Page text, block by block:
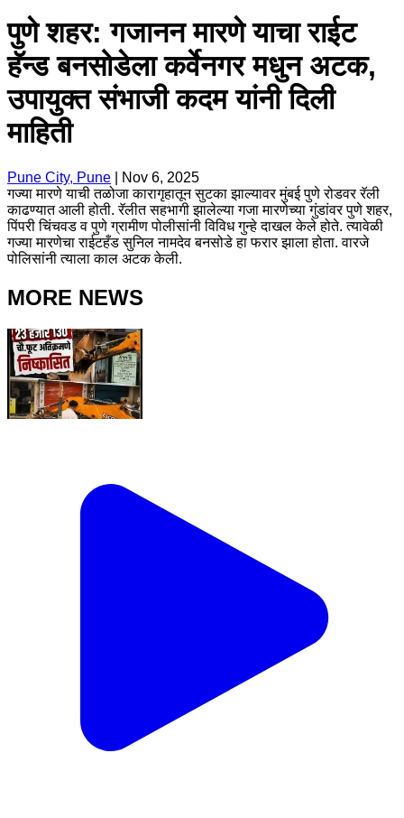
पुणे शहर: गजानन मारणे याचा राईट
हॅन्ड बनसोडेला कर्वेनगर मधुन अटक,
उपायुक्त संभाजी कदम यांनी दिली
माहिती
Pune City, Pune
Nov 6, 2025
गज्या मारणे याची तळोजा कारागृहातून सुटका झाल्यावर मुंबई पुणे रोडवर रॅली
काढण्यात आली होती. रॅलीत सहभागी झालेल्या गजा मारणेच्या गुंडांवर पुणे शहर,
पिंपरी चिंचवड व पुणे ग्रामीण पोलीसांनी विविध गुन्हे दाखल केले होते. त्यावेळी
गज्या मारणेचा राईटहँड सुनिल नामदेव बनसोडे हा फरार झाला होता. वारजे
पोलिसांनी त्याला काल अटक केली.
MORE NEWS